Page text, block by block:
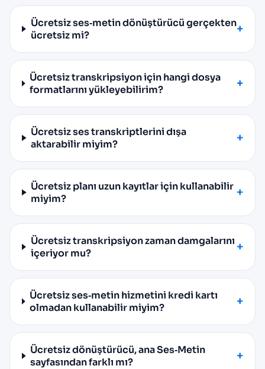
Ücretsiz ses‑metin dönüştürücü gerçekten
ücretsiz mi?
Ücretsiz transkripsiyon için hangi dosya
formatlarını yükleyebilirim?
Ücretsiz ses transkriptlerini dışa
aktarabilir miyim?
Ücretsiz planı uzun kayıtlar için kullanabilir
miyim?
Ücretsiz transkripsiyon zaman damgalarını
içeriyor mu?
Ücretsiz ses‑metin hizmetini kredi kartı
olmadan kullanabilir miyim?
Ücretsiz dönüştürücü, ana Ses‑Metin
sayfasından farklı mı?